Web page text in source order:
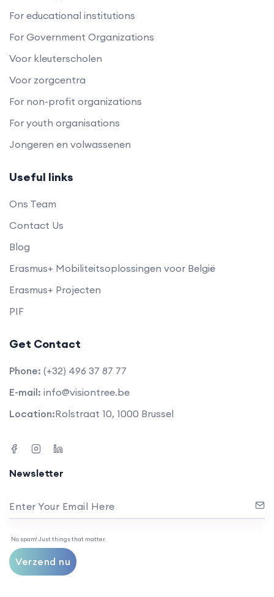
For educational institutions
For Government Organizations
Voor kleuterscholen
Voor zorgcentra
For non-profit organizations
For youth organisations
Jongeren en volwassenen
Useful links
Ons Team
Contact Us
Blog
Erasmus+ Mobiliteitsoplossingen voor België
Erasmus+ Projecten
PIF
Get Contact
Phone: (+32) 496 37 87 77
E-mail: info@visiontree.be
Location:Rolstraat 10, 1000 Brussel
Newsletter
Enter Your Email Here
No spam! Just things that matter.
Verzend nu